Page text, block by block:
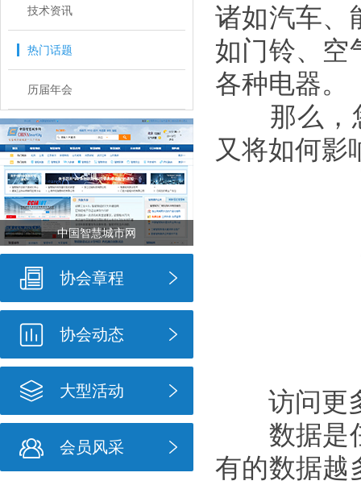
技术资讯
热门话题
历届年会
中国智慧城市网
协会章程
协会动态
大型活动
会员风采
诸如汽车、
如门铃、空
各种电器。
那么，您
又将如何影
访问更
数据是任
有的数据越